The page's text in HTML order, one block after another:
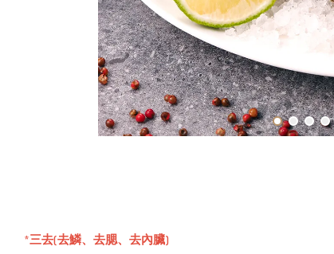
*三去(去鱗、去腮、去內臟)